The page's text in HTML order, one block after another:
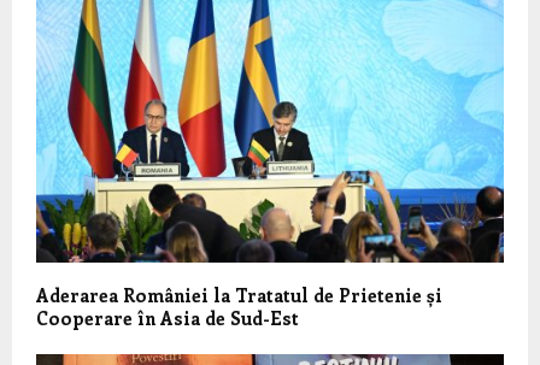
Aderarea României la Tratatul de Prietenie și
Cooperare în Asia de Sud-Est